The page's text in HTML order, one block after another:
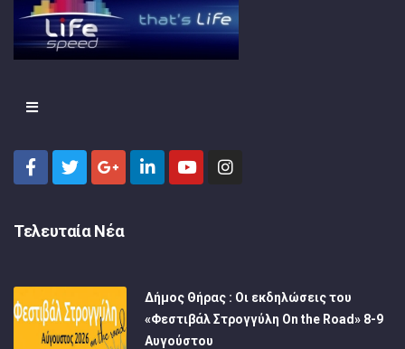
Τελευταία Νέα
Δήμος Θήρας : Οι εκδηλώσεις του
«Φεστιβάλ Στρογγύλη On the Road» 8-9
Αυγούστου